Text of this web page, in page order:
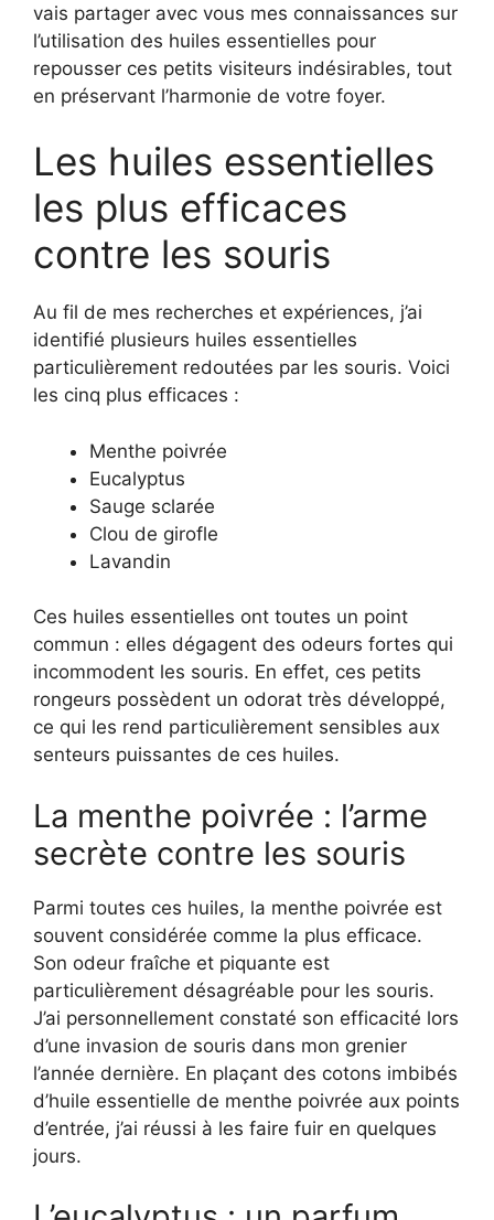
vais partager avec vous mes connaissances sur
l’utilisation des huiles essentielles pour
repousser ces petits visiteurs indésirables, tout
en préservant l’harmonie de votre foyer.
Les huiles essentielles
les plus efficaces
contre les souris
Au fil de mes recherches et expériences, j’ai
identifié plusieurs huiles essentielles
particulièrement redoutées par les souris. Voici
les cinq plus efficaces :
Menthe poivrée
Eucalyptus
Sauge sclarée
Clou de girofle
Lavandin
Ces huiles essentielles ont toutes un point
commun : elles dégagent des odeurs fortes qui
incommodent les souris. En effet, ces petits
rongeurs possèdent un odorat très développé,
ce qui les rend particulièrement sensibles aux
senteurs puissantes de ces huiles.
La menthe poivrée : l’arme
secrète contre les souris
Parmi toutes ces huiles, la menthe poivrée est
souvent considérée comme la plus efficace.
Son odeur fraîche et piquante est
particulièrement désagréable pour les souris.
J’ai personnellement constaté son efficacité lors
d’une invasion de souris dans mon grenier
l’année dernière. En plaçant des cotons imbibés
d’huile essentielle de menthe poivrée aux points
d’entrée, j’ai réussi à les faire fuir en quelques
jours.